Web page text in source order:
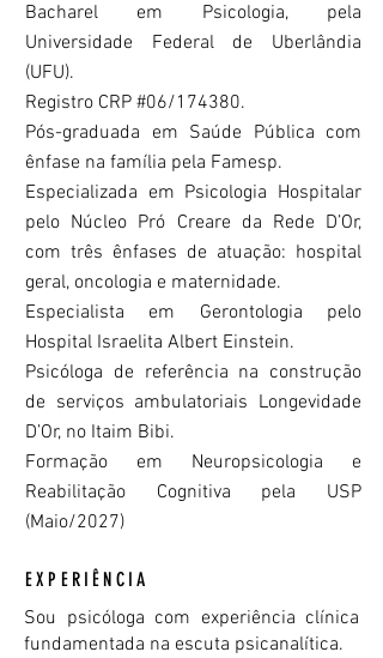
Bacharel em Psicologia, pela
Universidade Federal de Uberlândia
(UFU).
Registro CRP #06/174380.
Pós-graduada em Saúde Pública com
ênfase na família pela Famesp.
Especializada em Psicologia Hospitalar
pelo Núcleo Pró Creare da Rede D’Or,
com três ênfases de atuação: hospital
geral, oncologia e maternidade.
Especialista em Gerontologia pelo
Hospital Israelita Albert Einstein.
Psicóloga de referência na construção
de serviços ambulatoriais Longevidade
D’Or, no Itaim Bibi.
Formação em Neuropsicologia e
Reabilitação Cognitiva pela USP
(Maio/2027)
EXPERIÊNCIA
Sou psicóloga com experiência clínica
fundamentada na escuta psicanalítica.